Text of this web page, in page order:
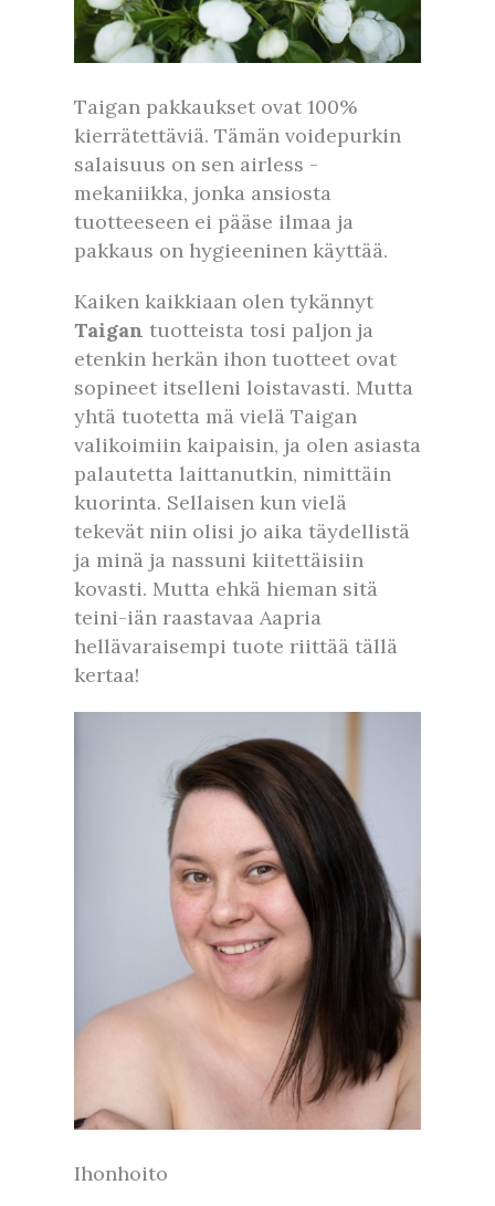
Taigan pakkaukset ovat 100%
kierrätettäviä. Tämän voidepurkin
salaisuus on sen airless -
mekaniikka, jonka ansiosta
tuotteeseen ei pääse ilmaa ja
pakkaus on hygieeninen käyttää.
Kaiken kaikkiaan olen tykännyt
Taigan tuotteista tosi paljon ja
etenkin herkän ihon tuotteet ovat
sopineet itselleni loistavasti. Mutta
yhtä tuotetta mä vielä Taigan
valikoimiin kaipaisin, ja olen asiasta
palautetta laittanutkin, nimittäin
kuorinta. Sellaisen kun vielä
tekevät niin olisi jo aika täydellistä
ja minä ja nassuni kiitettäisiin
kovasti. Mutta ehkä hieman sitä
teini-iän raastavaa Aapria
hellävaraisempi tuote riittää tällä
kertaa!
Ihonhoito